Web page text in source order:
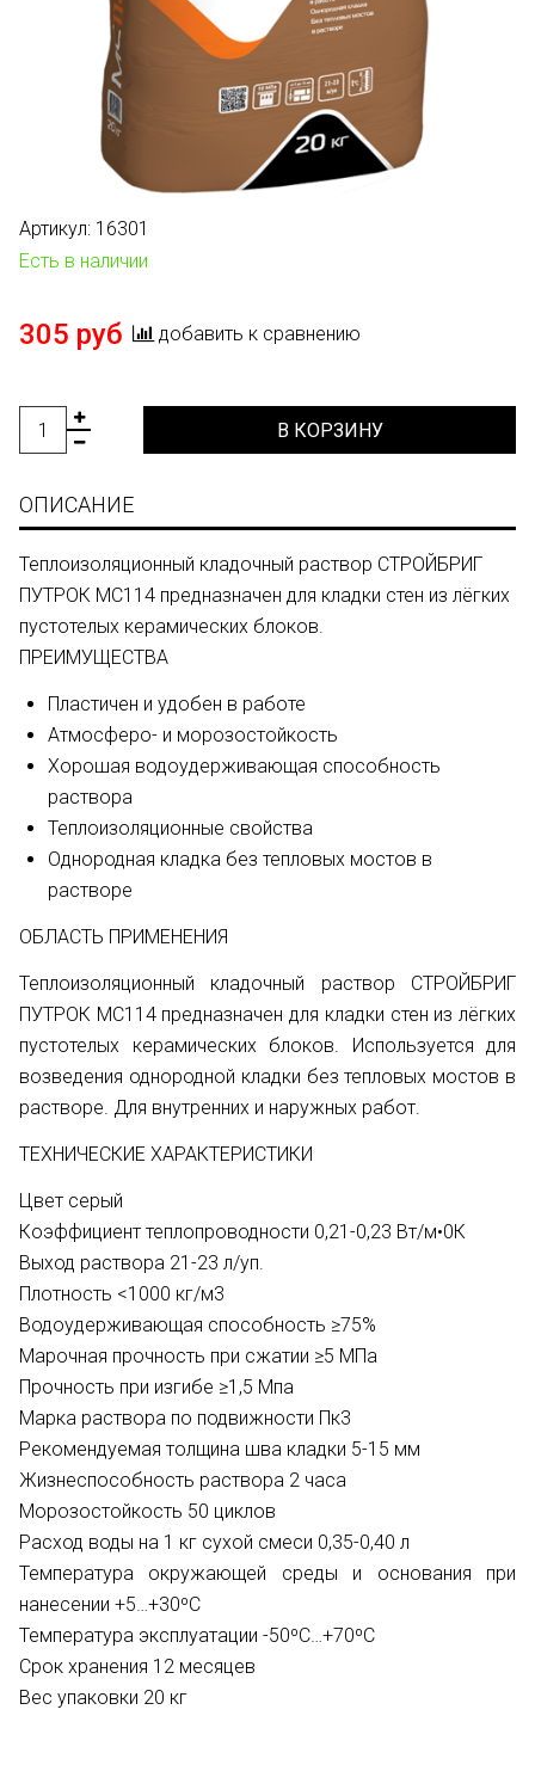
Артикул: 16301
Есть в наличии
305 руб добавить к сравнению
В КОРЗИНУ
ОПИСАНИЕ
Теплоизоляционный кладочный раствор СТРОЙБРИГ
ПУТРОК MC114 предназначен для кладки стен из лёгких
пустотелых керамических блоков.
ПРЕИМУЩЕСТВА
Пластичен и удобен в работе
Атмосферо- и морозостойкость
Хорошая водоудерживающая способность
раствора
Теплоизоляционные свойства
Однородная кладка без тепловых мостов в
растворе
ОБЛАСТЬ ПРИМЕНЕНИЯ
Теплоизоляционный кладочный раствор СТРОЙБРИГ
ПУТРОК MC114 предназначен для кладки стен из лёгких
пустотелых керамических блоков. Используется для
возведения однородной кладки без тепловых мостов в
растворе. Для внутренних и наружных работ.
ТЕХНИЧЕСКИЕ ХАРАКТЕРИСТИКИ
Цвет серый
Коэффициент теплопроводности 0,21-0,23 Вт/м•0К
Выход раствора 21-23 л/уп.
Плотность <1000 кг/м3
Водоудерживающая способность ≥75%
Марочная прочность при сжатии ≥5 МПа
Прочность при изгибе ≥1,5 Мпа
Марка раствора по подвижности Пк3
Рекомендуемая толщина шва кладки 5-15 мм
Жизнеспособность раствора 2 часа
Морозостойкость 50 циклов
Расход воды на 1 кг сухой смеси 0,35-0,40 л
Температура окружающей среды и основания при
нанесении +5…+30ºС
Температура эксплуатации -50ºС…+70ºС
Срок хранения 12 месяцев
Вес упаковки 20 кг